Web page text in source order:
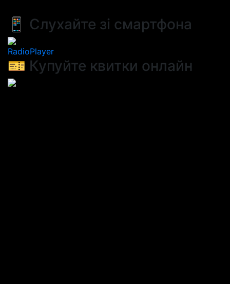
📱 Слухайте зі смартфона
RadioPlayer
🎫 Купуйте квитки онлайн